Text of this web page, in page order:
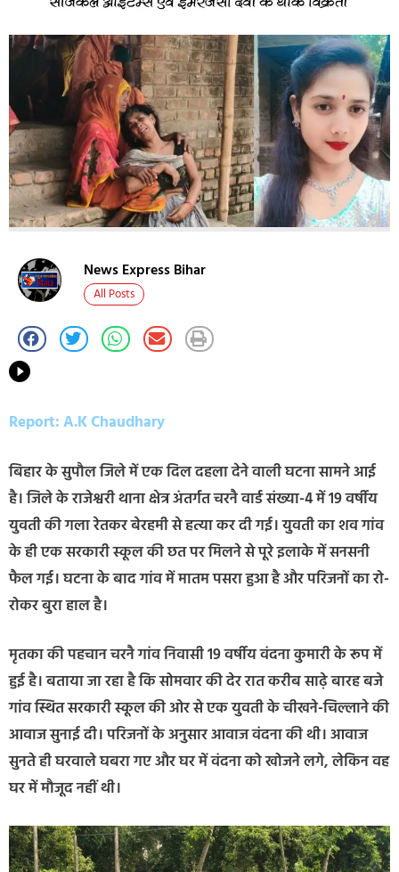
News Express Bihar
All Posts
Report: A.K Chaudhary
बिहार के सुपौल जिले में एक दिल दहला देने वाली घटना सामने आई
है। जिले के राजेश्वरी थाना क्षेत्र अंतर्गत चरनै वार्ड संख्या-4 में 19 वर्षीय
युवती की गला रेतकर बेरहमी से हत्या कर दी गई। युवती का शव गांव
के ही एक सरकारी स्कूल की छत पर मिलने से पूरे इलाके में सनसनी
फैल गई। घटना के बाद गांव में मातम पसरा हुआ है और परिजनों का रो-
रोकर बुरा हाल है।
मृतका की पहचान चरनै गांव निवासी 19 वर्षीय वंदना कुमारी के रूप में
हुई है। बताया जा रहा है कि सोमवार की देर रात करीब साढ़े बारह बजे
गांव स्थित सरकारी स्कूल की ओर से एक युवती के चीखने-चिल्लाने की
आवाज सुनाई दी। परिजनों के अनुसार आवाज वंदना की थी। आवाज
सुनते ही घरवाले घबरा गए और घर में वंदना को खोजने लगे, लेकिन वह
घर में मौजूद नहीं थी।